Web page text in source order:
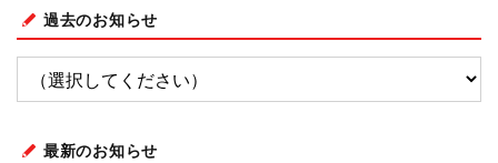
過去のお知らせ
最新のお知らせ